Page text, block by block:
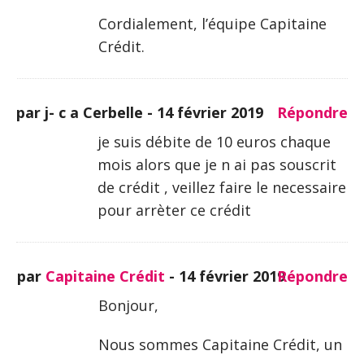
Cordialement, l’équipe Capitaine
Crédit.
par j- c a Cerbelle - 14 février 2019
Répondre
je suis débite de 10 euros chaque
mois alors que je n ai pas souscrit
de crédit , veillez faire le necessaire
pour arrèter ce crédit
par Capitaine Crédit - 14 février 2019Répondre
Bonjour,
Nous sommes Capitaine Crédit, un